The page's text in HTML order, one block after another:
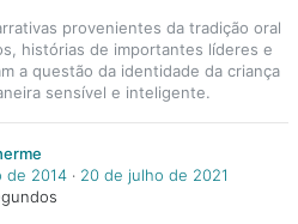
provenientes da tradição oral
histórias de importantes líderes e
a questão da identidade da criança
sensível e inteligente.
de 2014 ‧ 20 de julho de 2021